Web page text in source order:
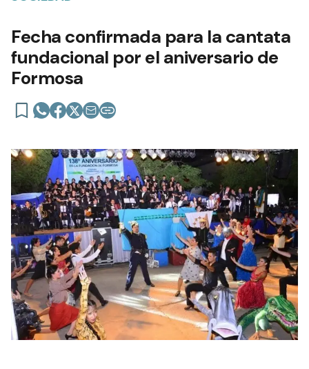
Fecha confirmada para la cantata
fundacional por el aniversario de
Formosa